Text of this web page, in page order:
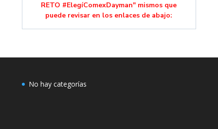
RETO #ElegíComexDayman" mismos que
puede revisar en los enlaces de abajo:
No hay categorías